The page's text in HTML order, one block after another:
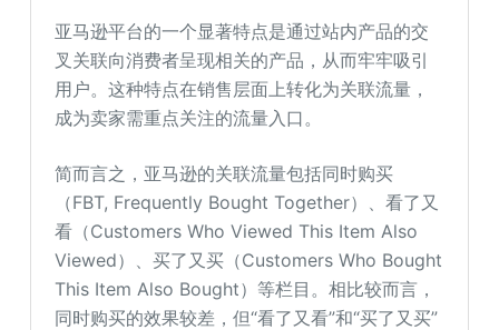
亚马逊平台的一个显著特点是通过站内产品的交
叉关联向消费者呈现相关的产品，从而牢牢吸引
用户。这种特点在销售层面上转化为关联流量，
成为卖家需重点关注的流量入口。
简而言之，亚马逊的关联流量包括同时购买
（FBT, Frequently Bought Together）、看了又
看（Customers Who Viewed This Item Also
Viewed）、买了又买（Customers Who Bought
This Item Also Bought）等栏目。相比较而言，
同时购买的效果较差，但“看了又看”和“买了又买”